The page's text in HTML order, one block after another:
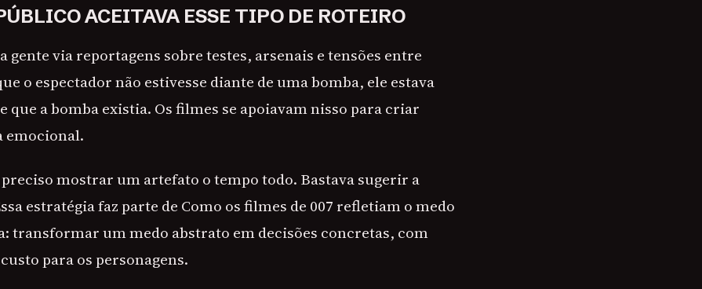
ACEITAVA ESSE TIPO DE ROTEIRO
gente via reportagens sobre testes, arsenais e tensões entre
o espectador não estivesse diante de uma bomba, ele estava
que a bomba existia. Os filmes se apoiavam nisso para criar
emocional.
preciso mostrar um artefato o tempo todo. Bastava sugerir a
estratégia faz parte de Como os filmes de 007 refletiam o medo
transformar um medo abstrato em decisões concretas, com
para os personagens.